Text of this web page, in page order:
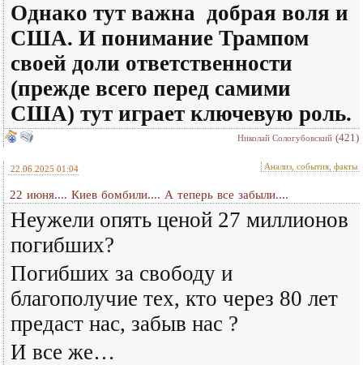
Однако тут важна добрая воля и
США. И понимание Трампом
своей доли ответственности
(прежде всего перед самими
США) тут играет ключевую роль.
Николай Сологубовский (421)
22.06.2025 01:04 Анализ, события, факты
22 июня.... Киев бомбили.... А теперь все забыли....
Неужели опять ценой 27 миллионов
погибших?
Погибших за свободу и
благополучие тех, кто через 80 лет
предаст нас, забыв нас ?
И все же…